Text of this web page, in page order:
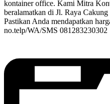
kontainer office. Kami Mitra
beralamatkan di Jl. Raya
Pastikan Anda mendapatkan
no.telp/WA/SMS 081283230302